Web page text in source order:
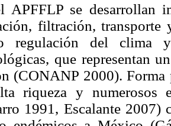
APFFLP se desarrollan
filtración, transporte
regulación del clima
que representan
(CONANP 2000).
riqueza y numerosos
1991, Escalante 2007)